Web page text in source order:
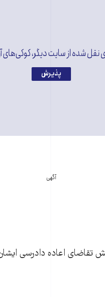
نقل شده از سایت دیگر، کوکی‌های
پذیرش
آگهی
حدود ۱۰ روز پیش تقاضای اعاده